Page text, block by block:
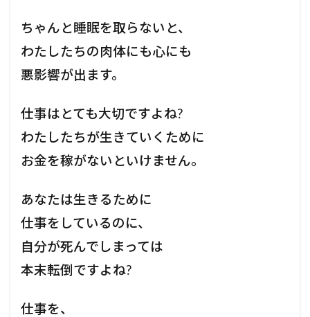
ス
タ
ー
す
2
テ
プ
睡
眠
環
境
の
整
3
ちゃんと睡眠を取らないと、
わたしたちの肉体にも心にも
悪影響が出ます。
仕事はとても大切ですよね?
わたしたちが生きていくために
お金を稼がないといけません。
あなたは生きるために
仕事をしているのに、
自分が死んでしまっては
本末転倒ですよね?
仕事を、